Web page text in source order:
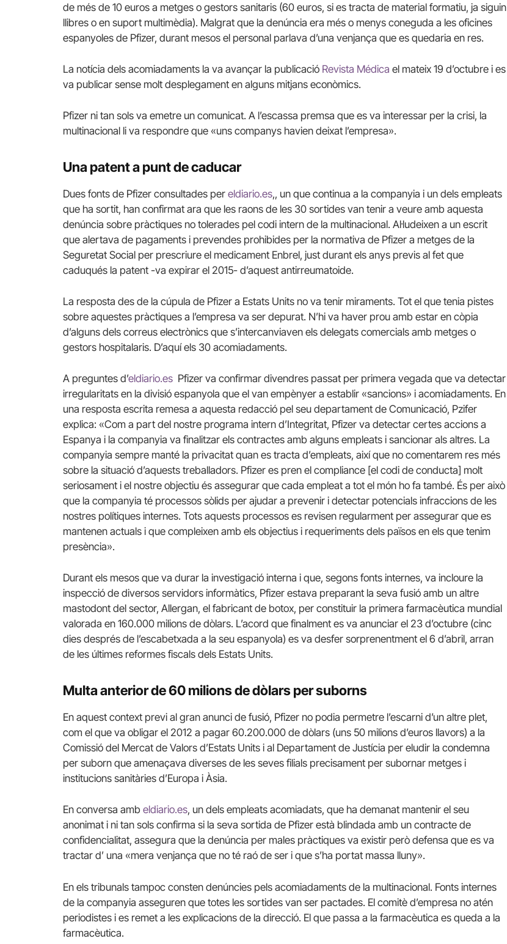
de més de 10 euros a metges o gestors sanitaris (60 euros, si es tracta de material formatiu, ja siguin
llibres o en suport multimèdia). Malgrat que la denúncia era més o menys coneguda a les oficines
espanyoles de Pfizer, durant mesos el personal parlava d’una venjança que es quedaria en res.
La notícia dels acomiadaments la va avançar la publicació Revista Médica el mateix 19 d’octubre i es
va publicar sense molt desplegament en alguns mitjans econòmics.
Pfizer ni tan sols va emetre un comunicat. A l’escassa premsa que es va interessar per la crisi, la
multinacional li va respondre que «uns companys havien deixat l’empresa».
Una patent a punt de caducar
Dues fonts de Pfizer consultades per eldiario.es,, un que continua a la companyia i un dels empleats
que ha sortit, han confirmat ara que les raons de les 30 sortides van tenir a veure amb aquesta
denúncia sobre pràctiques no tolerades pel codi intern de la multinacional. Al·ludeixen a un escrit
que alertava de pagaments i prevendes prohibides per la normativa de Pfizer a metges de la
Seguretat Social per prescriure el medicament Enbrel, just durant els anys previs al fet que
caduqués la patent -va expirar el 2015- d’aquest antirreumatoide.
La resposta des de la cúpula de Pfizer a Estats Units no va tenir miraments. Tot el que tenia pistes
sobre aquestes pràctiques a l’empresa va ser depurat. N’hi va haver prou amb estar en còpia
d’alguns dels correus electrònics que s’intercanviaven els delegats comercials amb metges o
gestors hospitalaris. D’aquí els 30 acomiadaments.
A preguntes d’eldiario.es Pfizer va confirmar divendres passat per primera vegada que va detectar
irregularitats en la divisió espanyola que el van empènyer a establir «sancions» i acomiadaments. En
una resposta escrita remesa a aquesta redacció pel seu departament de Comunicació, Pzifer
explica: «Com a part del nostre programa intern d’Integritat, Pfizer va detectar certes accions a
Espanya i la companyia va finalitzar els contractes amb alguns empleats i sancionar als altres. La
companyia sempre manté la privacitat quan es tracta d’empleats, així que no comentarem res més
sobre la situació d’aquests treballadors. Pfizer es pren el compliance [el codi de conducta] molt
seriosament i el nostre objectiu és assegurar que cada empleat a tot el món ho fa també. És per això
que la companyia té processos sòlids per ajudar a prevenir i detectar potencials infraccions de les
nostres polítiques internes. Tots aquests processos es revisen regularment per assegurar que es
mantenen actuals i que compleixen amb els objectius i requeriments dels països en els que tenim
presència».
Durant els mesos que va durar la investigació interna i que, segons fonts internes, va incloure la
inspecció de diversos servidors informàtics, Pfizer estava preparant la seva fusió amb un altre
mastodont del sector, Allergan, el fabricant de botox, per constituir la primera farmacèutica mundial
valorada en 160.000 milions de dòlars. L’acord que finalment es va anunciar el 23 d’octubre (cinc
dies després de l’escabetxada a la seu espanyola) es va desfer sorprenentment el 6 d’abril, arran
de les últimes reformes fiscals dels Estats Units.
Multa anterior de 60 milions de dòlars per suborns
En aquest context previ al gran anunci de fusió, Pfizer no podia permetre l’escarni d’un altre plet,
com el que va obligar el 2012 a pagar 60.200.000 de dòlars (uns 50 milions d’euros llavors) a la
Comissió del Mercat de Valors d’Estats Units i al Departament de Justícia per eludir la condemna
per suborn que amenaçava diverses de les seves filials precisament per subornar metges i
institucions sanitàries d’Europa i Àsia.
En conversa amb eldiario.es, un dels empleats acomiadats, que ha demanat mantenir el seu
anonimat i ni tan sols confirma si la seva sortida de Pfizer està blindada amb un contracte de
confidencialitat, assegura que la denúncia per males pràctiques va existir però defensa que es va
tractar d’ una «mera venjança que no té raó de ser i que s’ha portat massa lluny».
En els tribunals tampoc consten denúncies pels acomiadaments de la multinacional. Fonts internes
de la companyia asseguren que totes les sortides van ser pactades. El comitè d’empresa no atén
periodistes i es remet a les explicacions de la direcció. El que passa a la farmacèutica es queda a la
farmacèutica.